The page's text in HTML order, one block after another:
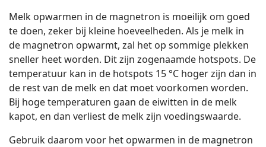
Melk opwarmen in de magnetron is moeilijk om goed
te doen, zeker bij kleine hoeveelheden. Als je melk in
de magnetron opwarmt, zal het op sommige plekken
sneller heet worden. Dit zijn zogenaamde hotspots. De
temperatuur kan in de hotspots 15 °C hoger zijn dan in
de rest van de melk en dat moet voorkomen worden.
Bij hoge temperaturen gaan de eiwitten in de melk
kapot, en dan verliest de melk zijn voedingswaarde.
Gebruik daarom voor het opwarmen in de magnetron